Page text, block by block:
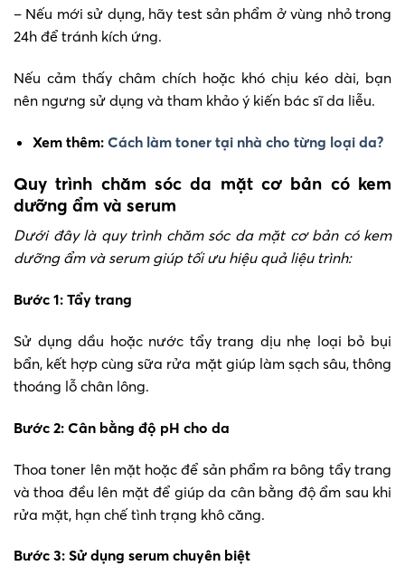
– Nếu mới sử dụng, hãy test sản phẩm ở vùng nhỏ trong
24h để tránh kích ứng.
Nếu cảm thấy châm chích hoặc khó chịu kéo dài, bạn
nên ngưng sử dụng và tham khảo ý kiến bác sĩ da liễu.
Xem thêm: Cách làm toner tại nhà cho từng loại da?
Quy trình chăm sóc da mặt cơ bản có kem
dưỡng ẩm và serum
Dưới đây là quy trình chăm sóc da mặt cơ bản có kem
dưỡng ẩm và serum giúp tối ưu hiệu quả liệu trình:
Bước 1: Tẩy trang
Sử dụng dầu hoặc nước tẩy trang dịu nhẹ loại bỏ bụi
bẩn, kết hợp cùng sữa rửa mặt giúp làm sạch sâu, thông
thoáng lỗ chân lông.
Bước 2: Cân bằng độ pH cho da
Thoa toner lên mặt hoặc để sản phẩm ra bông tẩy trang
và thoa đều lên mặt để giúp da cân bằng độ ẩm sau khi
rửa mặt, hạn chế tình trạng khô căng.
Bước 3: Sử dụng serum chuyên biệt